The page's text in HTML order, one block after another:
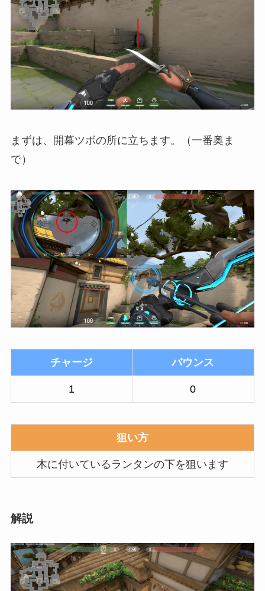
まずは、開幕ツボの所に立ちます。（一番奥ま
で）
チャージ バウンス
1 0
狙い方
木に付いているランタンの下を狙います
解説